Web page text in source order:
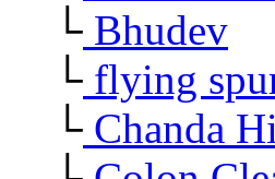
└ Bhudev
└ flying
└ Chanda